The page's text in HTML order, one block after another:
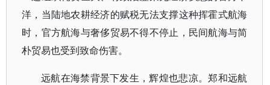
洋，当陆地农耕经济的赋税无法支撑这种挥霍式航海
时，官方航海与奢侈贸易不得不停止，民间航海与简
朴贸易也受到致命伤害。
远航在海禁背景下发生，辉煌也悲凉。郑和远航